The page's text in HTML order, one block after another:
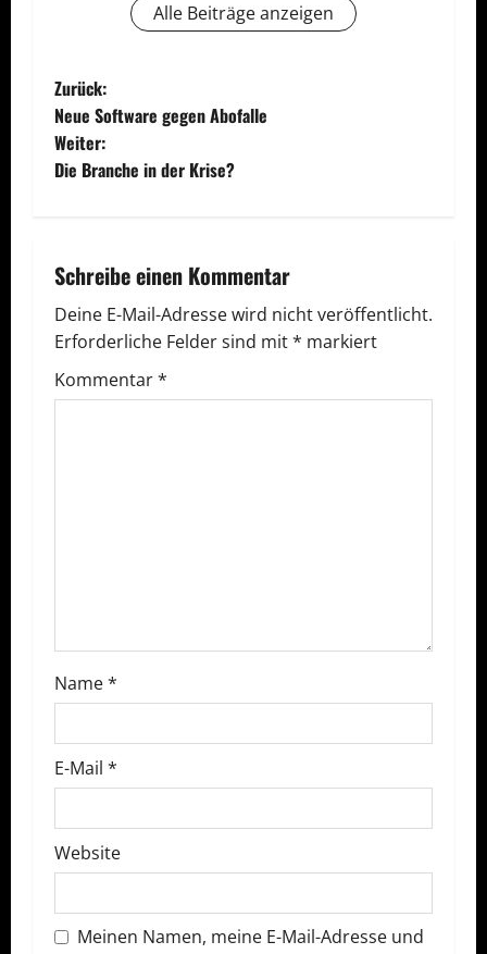
Alle Beiträge anzeigen
B
e
i
r
a
g
s
g
a
t
i
o
n
Zurück:
Neue Software gegen Abofalle
Weiter:
Die Branche in der Krise?
Schreibe einen Kommentar
Deine E-Mail-Adresse wird nicht veröffentlicht.
Erforderliche Felder sind mit* markiert
Kommentar*
Name*
E-Mail *
Website
Meinen Namen, meine E-Mail-Adresse und